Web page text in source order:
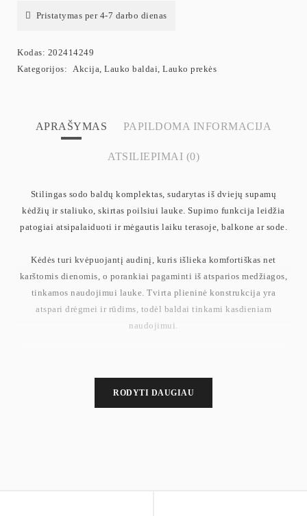
Pristatymas per 4-7 darbo dienas
Kodas: 202414249
Kategorijos:
Akcija Lauko baldai Lauko prekės
APRAŠYMAS PAPILDOMA INFORMACIJA
ATSILIEPIMAI (0)
Stilingas sodo baldų komplektas, sudarytas iš dviejų supamų
kėdžių ir staliuko, skirtas poilsiui lauke. Supimo funkcija leidžia
patogiai atsipalaiduoti ir mėgautis laiku terasoje, balkone ar sode.
Kėdės turi kvėpuojantį audinį, kuris išlieka komfortiškas net
karštomis dienomis, o porankiai pagaminti iš atsparios medžiagos,
tinkamos naudojimui lauke. Tvirta plieninė konstrukcija yra
atspari drėgmei ir rūdims, todėl baldai tinkami kasdieniam
naudojimui.
ant nelygaus paviršiaus, o apsaugos mechanizmai užtikrina saugų
supimą.
RODYTI DAUGIAU